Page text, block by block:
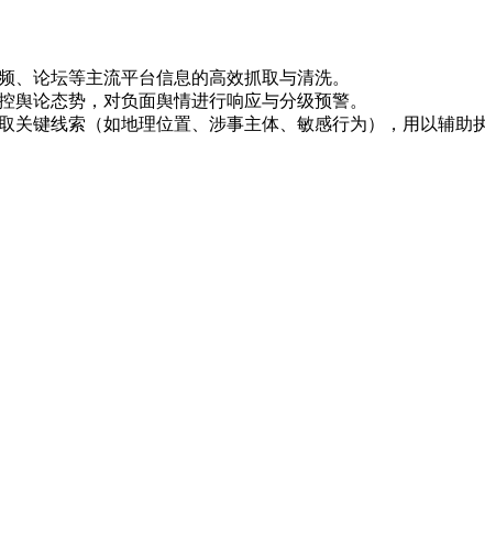
、论坛等主流平台信息的高效抓取与清洗。
论态势，对负面舆情进行响应与分级预警。
键线索（如地理位置、涉事主体、敏感行为），用以辅助